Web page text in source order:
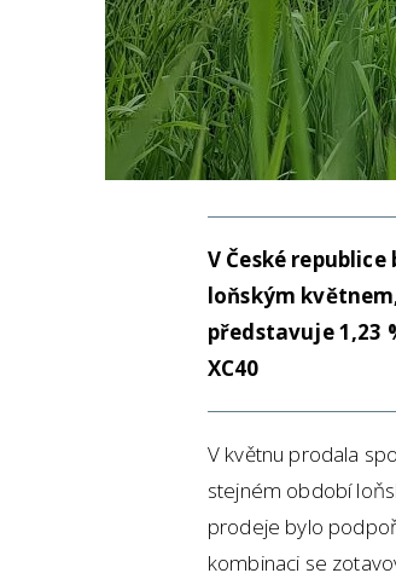
V České
loňským
představuje 1,23
XC40
V květnu prodala
stejném období
prodeje bylo
kombinaci se